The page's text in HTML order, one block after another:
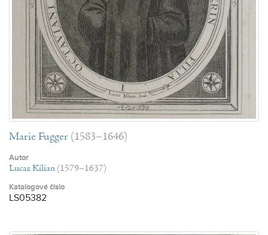
Marie Fugger (1583–1646)
Autor
Lucas Kilian (1579–1637)
Katalogové číslo
LS05382